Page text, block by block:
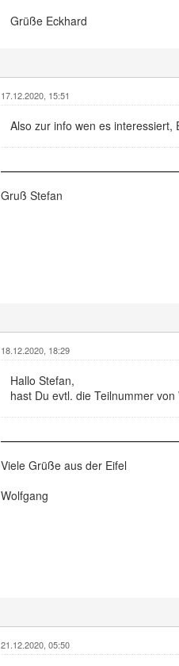
Grüße Eckhard
17.12.2020, 15:51
Also zur info wen es interessiert,
Gruß Stefan
18.12.2020, 18:29
Hallo Stefan,
hast Du evtl. die Teilnummer von
Viele Grüße aus der Eifel
Wolfgang
21.12.2020, 05:50